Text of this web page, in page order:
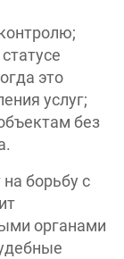
это
услуг;
без
борьбу с
органами